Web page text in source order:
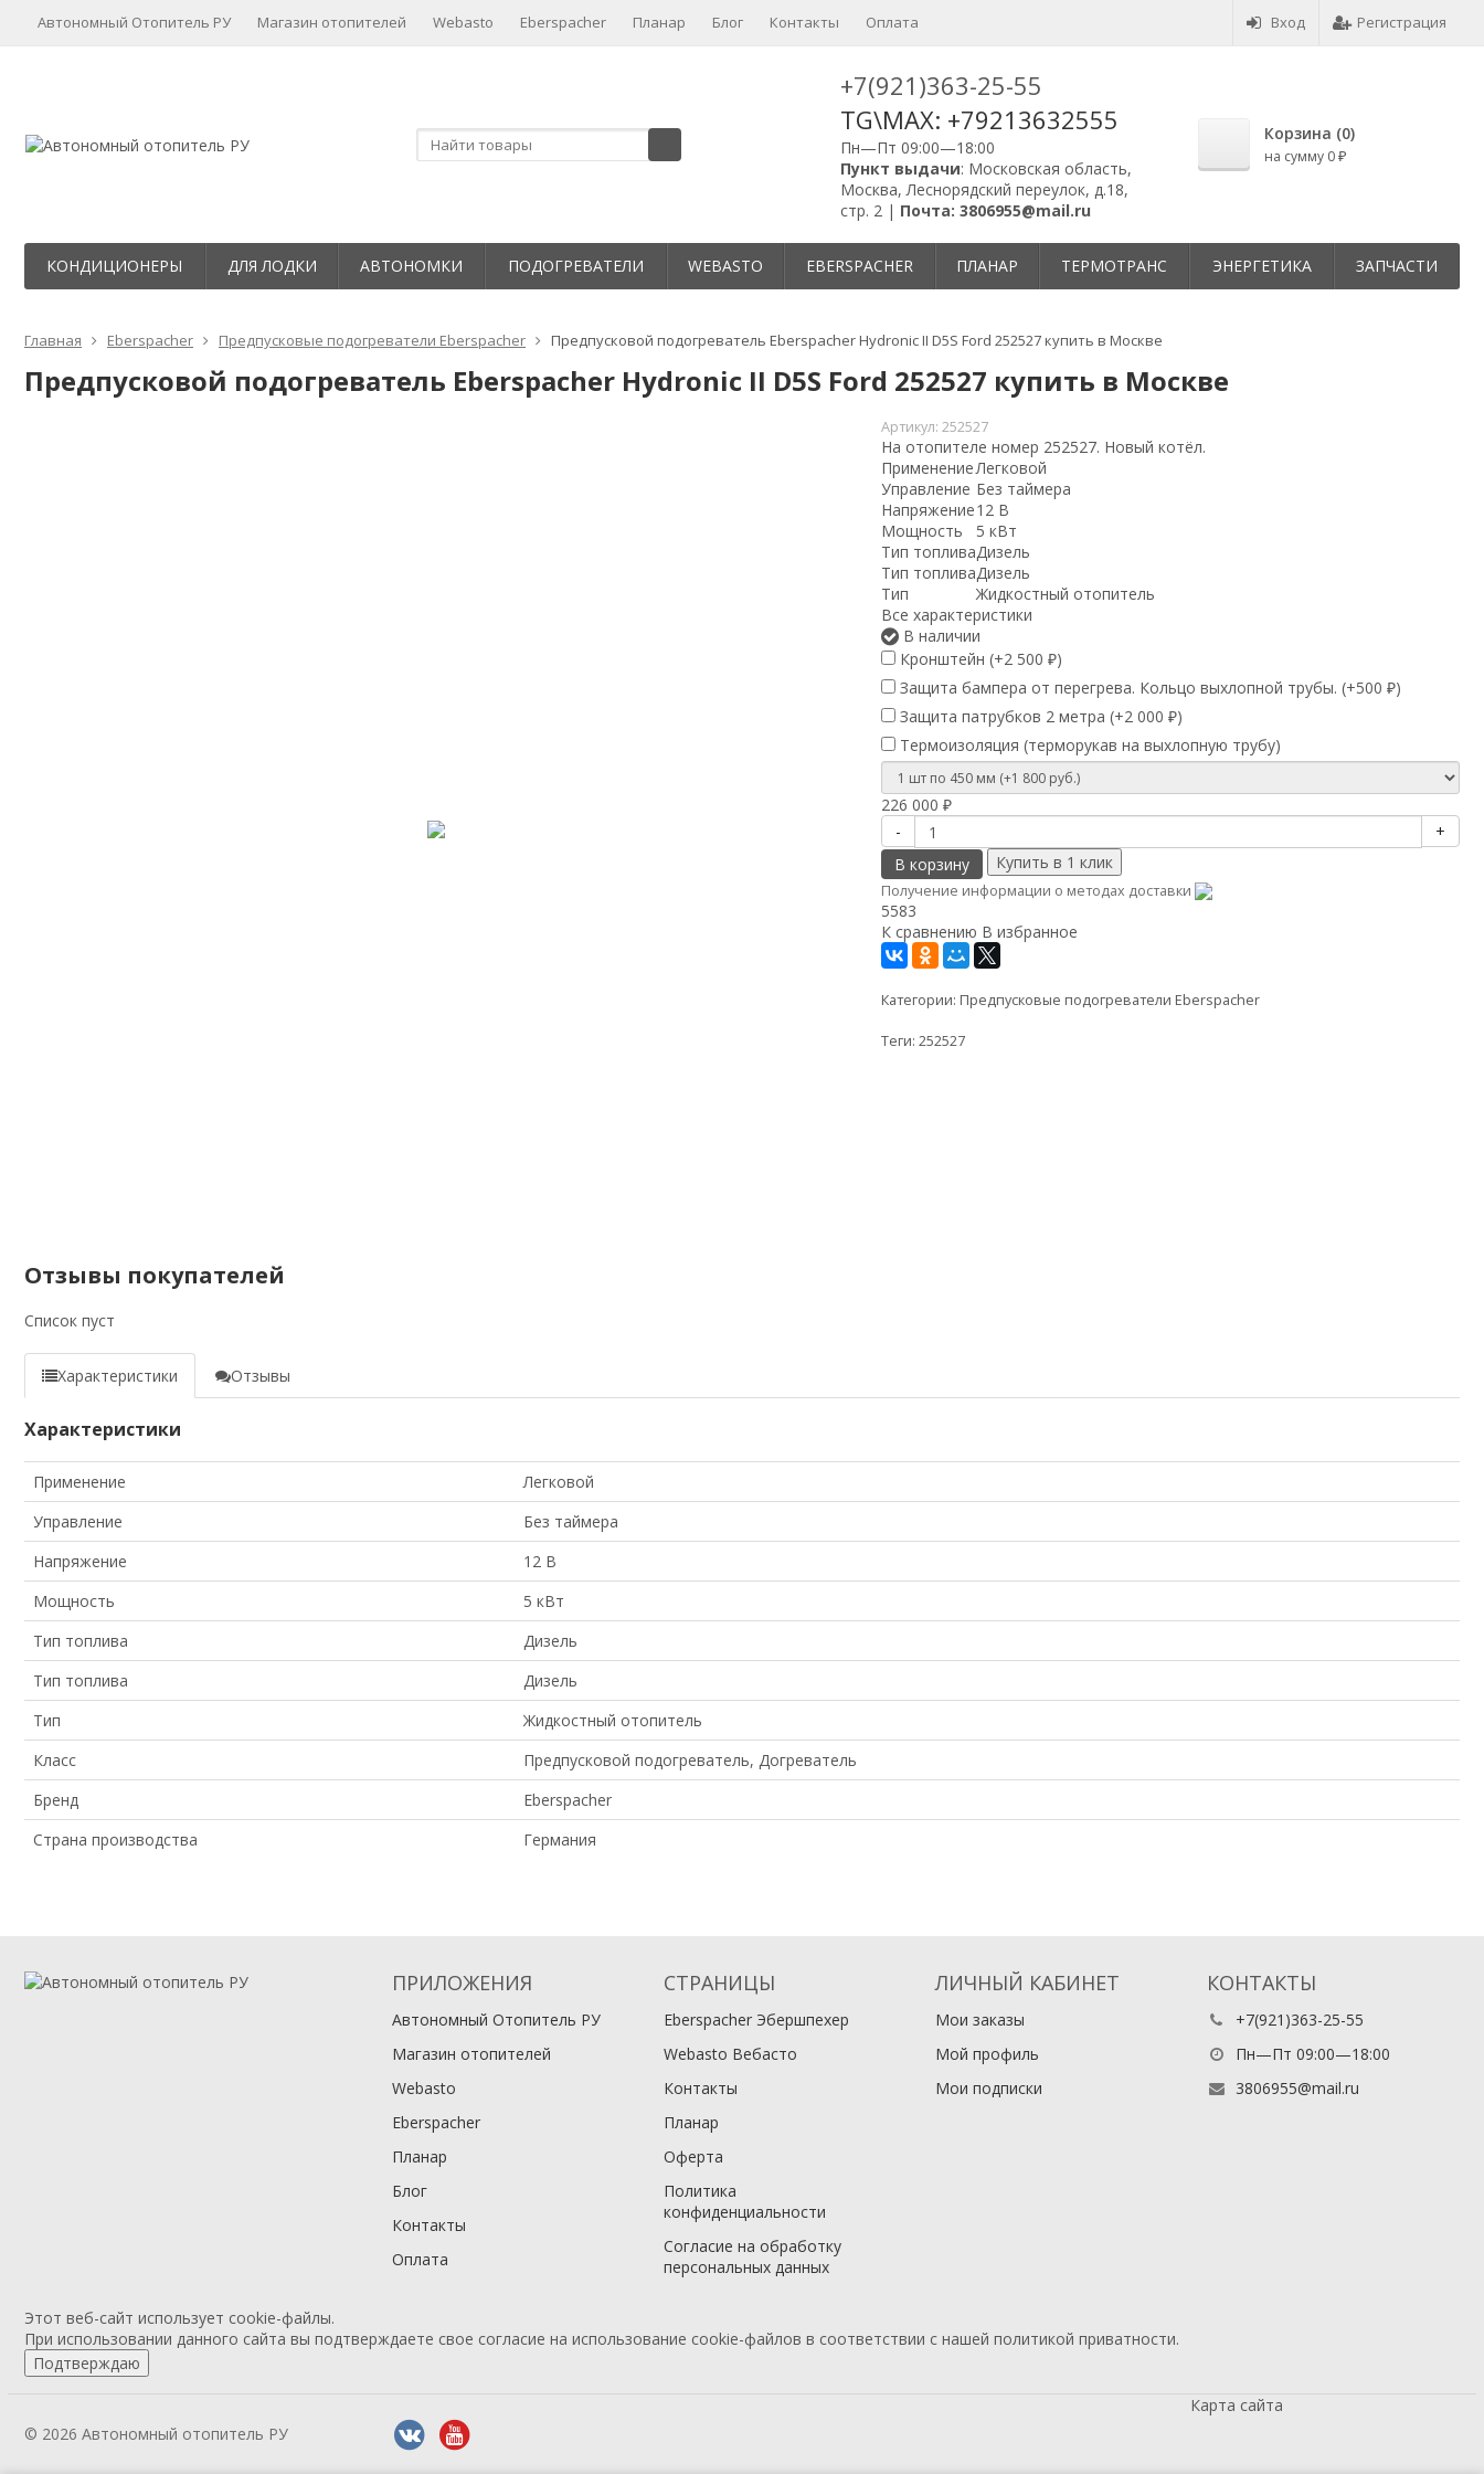
Вход Регистрация
Автономный Отопитель РУ Магазин отопителей Webasto Eberspacher Планар Блог Контакты Оплата
+7(921)363-25-55
TG\MAX: +79213632555
Пн—Пт 09:00—18:00
Пункт выдачи: Московская область,
Москва, Леснорядский переулок, д.18,
стр. 2 | Почта: 3806955@mail.ru
Корзина (0)
на сумму 0 ₽
КОНДИЦИОНЕРЫ ДЛЯ ЛОДКИ АВТОНОМКИ ПОДОГРЕВАТЕЛИ WEBASTO EBERSPACHER ПЛАНАР ТЕРМОТРАНС ЭНЕРГЕТИКА ЗАПЧАСТИ
Главная Eberspacher Предпусковые подогреватели Eberspacher Предпусковой подогреватель Eberspacher Hydronic II D5S Ford 252527 купить в Москве
Предпусковой подогреватель Eberspacher Hydronic II D5S Ford 252527 купить в Москве
Артикул: 252527
На отопителе номер 252527. Новый котёл.
ПрименениеЛегковой
Управление Без таймера
Напряжение12 В
Мощность
5 кВт
Тип топливаДизель
Тип топливаДизель
Тип
Жидкостный отопитель
Все характеристики
В наличии
Кронштейн (+2 500 ₽)
Защита бампера от перегрева. Кольцо выхлопной трубы. (+500 ₽)
Защита патрубков 2 метра (+2 000 ₽)
Термоизоляция (терморукав на выхлопную трубу)
226 000 ₽
-
+
В корзину
Получение информации о методах доставки
5583
К сравнению В избранное
Категории: Предпусковые подогреватели Eberspacher
Теги: 252527
Отзывы покупателей
Список пуст
Характеристики Отзывы
Характеристики
Применение
Легковой
Управление
Без таймера
Напряжение
12 В
Мощность
5 кВт
Тип топлива
Дизель
Тип топлива
Дизель
Тип
Жидкостный отопитель
Класс
Предпусковой подогреватель, Догреватель
Бренд
Eberspacher
Страна производства
Германия
ПРИЛОЖЕНИЯ
Автономный Отопитель РУ
Магазин отопителей
Webasto
Eberspacher
Планар
Блог
Контакты
Оплата
СТРАНИЦЫ
Eberspacher Эбершпехер
Webasto Вебасто
Контакты
Планар
Оферта
Политика
конфиденциальности
Согласие на обработку
персональных данных
ЛИЧНЫЙ КАБИНЕТ
Мои заказы
Мой профиль
Мои подписки
КОНТАКТЫ
+7(921)363-25-55
Пн—Пт 09:00—18:00
3806955@mail.ru
Этот веб-сайт использует cookie-файлы.
При использовании данного сайта вы подтверждаете свое согласие на использование cookie-файлов в соответствии с нашей политикой приватности.
Подтверждаю
© 2026 Автономный отопитель РУ
Карта сайта